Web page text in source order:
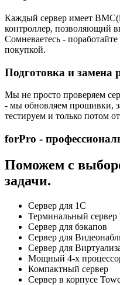
Каждый сервер имеет
контроллер, позволяющий
Сомневаетесь -
покупкой.
Подготовка и замена
Мы не просто проверяем
- мы обновляем прошивки,
тестируем и только потом
forPro -
Поможем с
задачи.
Сервер для 1С
Терминальный сервер
Сервер для бэкапов
Сервер для
Сервер для
Мощный 4-х
Компактный сервер
Сервер в корпусе